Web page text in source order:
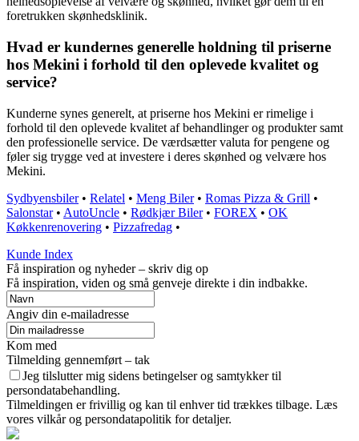
foretrukken skønhedsklinik.
Hvad er kundernes generelle holdning til priserne
hos Mekini i forhold til den oplevede kvalitet og
service?
Kunderne synes generelt, at priserne hos Mekini er rimelige i
forhold til den oplevede kvalitet af behandlinger og produkter samt
den professionelle service. De værdsætter valuta for pengene og
føler sig trygge ved at investere i deres skønhed og velvære hos
Mekini.
Sydbyensbiler• Relatel • Meng Biler• Romas Pizza & Grill •
Salonstar• AutoUncle • Rødkjær Biler• FOREX • OK
Køkkenrenovering • Pizzafredag •
Kunde Index
Få inspiration og nyheder – skriv dig op
Få inspiration, viden og små genveje direkte i din indbakke.
Angiv din e-mailadresse
Kom med
Tilmelding gennemført – tak
Jeg tilslutter mig sidens betingelser og samtykker til
persondatabehandling.
Tilmeldingen er frivillig og kan til enhver tid trækkes tilbage. Læs
vores vilkår og persondatapolitik for detaljer.